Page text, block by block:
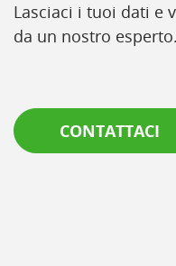
Lasciaci i tuoi dati e
da un nostro esperto.
CONTATTACI